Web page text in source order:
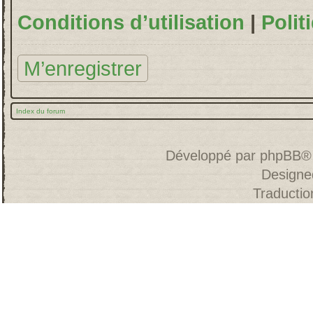
Conditions d’utilisation |
M’enregistrer
Index du forum
Développé par phpBB®